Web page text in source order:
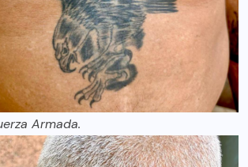
Armada.